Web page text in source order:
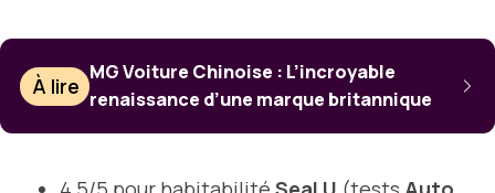
À lire
MG Voiture Chinoise : L’incroyable
renaissance d’une marque britannique